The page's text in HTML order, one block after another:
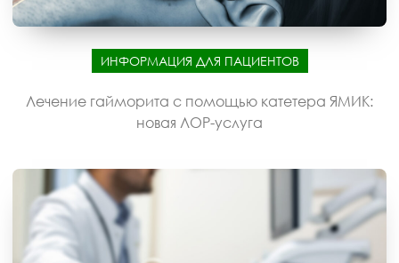
ИНФОРМАЦИЯ ДЛЯ ПАЦИЕНТОВ
Лечение гайморита с помощью катетера ЯМИК:
новая ЛОР-услуга